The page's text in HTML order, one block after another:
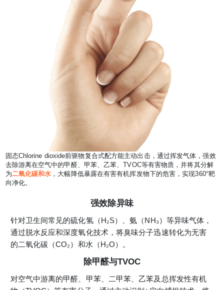
固态Chlorine dioxide前驱物复合式配方能主动出击，通过挥发气体，强效
去除游离在空气中的甲醛、甲苯、乙苯、TVOC等有害物质，并将其分解
为二氧化碳和水 ，大幅降低暴露在有害有机挥发物下的危害，实现360°靶
向净化。
强效除异味
针对卫生间常见的硫化氢（H₂S）、氨（NH₃）等异味气体，
通过脱水反应和深度氧化技术，将臭味分子迅速转化为无害
的二氧化碳（CO₂）和水（H₂O）。
除甲醛与TVOC
对空气中游离的甲醛、甲苯、二甲苯、乙苯及总挥发性有机